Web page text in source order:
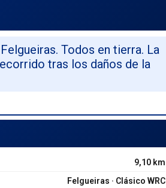
Todos en tierra. La
tras los daños de la
9,10 km
Felgueiras · Clásico WRC